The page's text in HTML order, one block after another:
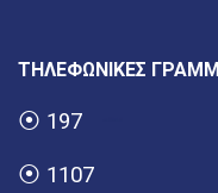
ΤΗΛΕΦΩΝΙΚΕΣ
⦿ 197
⦿ 1107